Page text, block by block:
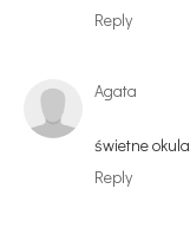
Reply
Agata
świetne
Reply